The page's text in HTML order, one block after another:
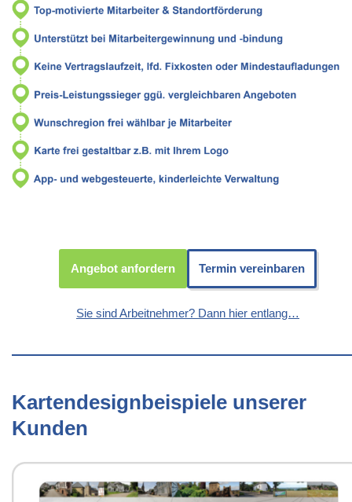
Angebot anfordern Termin vereinbaren
Sie sind Arbeitnehmer? Dann hier entlang…
Kartendesignbeispiele unserer
Kunden